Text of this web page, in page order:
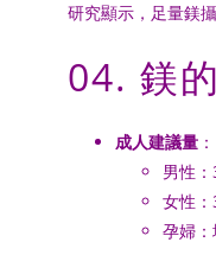
研究顯示，足量鎂
04. 鎂
成人建議量 ：
男性
女性
孕婦